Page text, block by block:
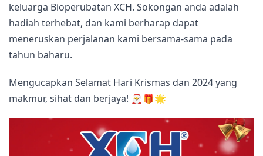
keluarga Bioperubatan XCH. Sokongan anda adalah
hadiah terhebat, dan kami berharap dapat
meneruskan perjalanan kami bersama-sama pada
tahun baharu.
Mengucapkan Selamat Hari Krismas dan 2024 yang
makmur, sihat dan berjaya! 🎅🎁🌟